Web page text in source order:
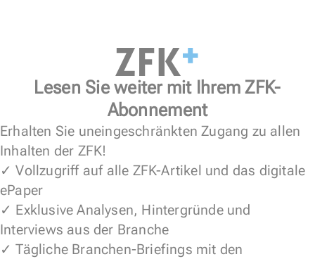
Lesen Sie weiter mit Ihrem ZFK-
Abonnement
Erhalten Sie uneingeschränkten Zugang zu allen
Inhalten der ZFK!
✓ Vollzugriff auf alle ZFK-Artikel und das digitale
ePaper
✓ Exklusive Analysen, Hintergründe und
Interviews aus der Branche
✓ Tägliche Branchen-Briefings mit den